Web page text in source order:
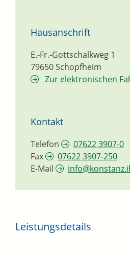
Hausanschrift
E.-Fr.-Gottschalkweg 1
79650Schopfheim
Zur elektronischen
Kontakt
Telefon
07622 3907-0
Fax
07622 3907-250
E-Mail
Leistungsdetails